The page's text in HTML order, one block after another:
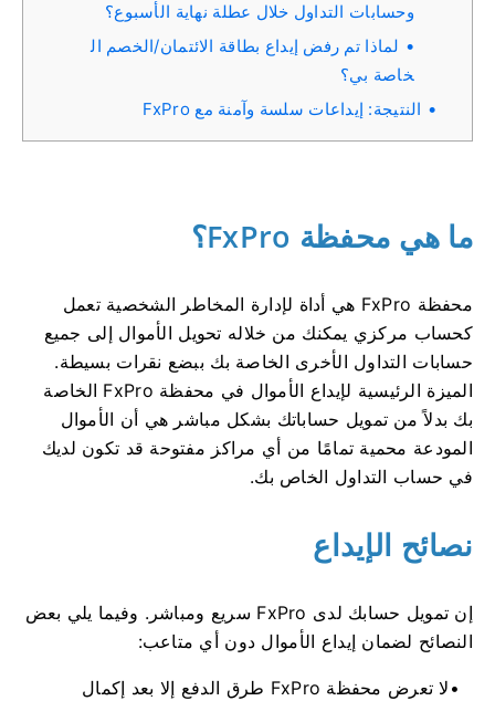
وحسابات التداول خلال عطلة نهاية الأسبوع؟
لماذا تم رفض إيداع بطاقة الائتمان/الخصم ال
خاصة بي؟
النتيجة: إيداعات سلسة وآمنة مع FxPro
ما هي محفظة FxPro؟
محفظة FxPro هي أداة لإدارة المخاطر الشخصية تعمل
كحساب مركزي يمكنك من خلاله تحويل الأموال إلى جميع
حسابات التداول الأخرى الخاصة بك ببضع نقرات بسيطة.
الميزة الرئيسية لإيداع الأموال في محفظة FxPro الخاصة
بك بدلاً من تمويل حساباتك بشكل مباشر هي أن الأموال
المودعة محمية تمامًا من أي مراكز مفتوحة قد تكون لديك
في حساب التداول الخاص بك.
نصائح الإيداع
إن تمويل حسابك لدى FxPro سريع ومباشر. وفيما يلي بعض
النصائح لضمان إيداع الأموال دون أي متاعب:
لا تعرض محفظة FxPro طرق الدفع إلا بعد إكمال